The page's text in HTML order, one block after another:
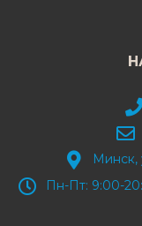
Минск,
Пн-Пт: 9:00-